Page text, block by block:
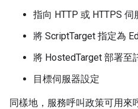
指向 HTTP 或 HTTPS
將 ScriptTarget 指定為
將 HostedTarget 部署至
目標伺服器設定
同樣地，服務呼叫政策可用來